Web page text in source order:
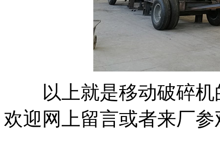
以上就是移动破碎机
欢迎网上留言或者来厂